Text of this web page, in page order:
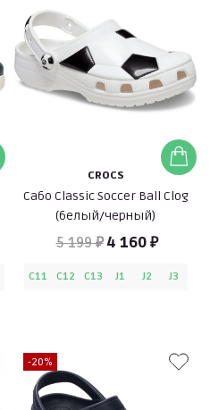
CROCS
Сабо Classic Soccer Ball Clog
(белый/черный)
5 199 ₽ 4 160 ₽
C11 C12 C13 J1 J2 J3
-20%